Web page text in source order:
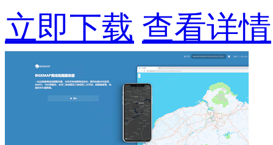
立即下载 查看详情